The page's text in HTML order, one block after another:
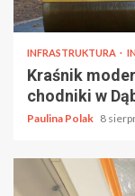
INFRASTRUKTURA
Kraśnik
chodniki w
Paulina Polak 8